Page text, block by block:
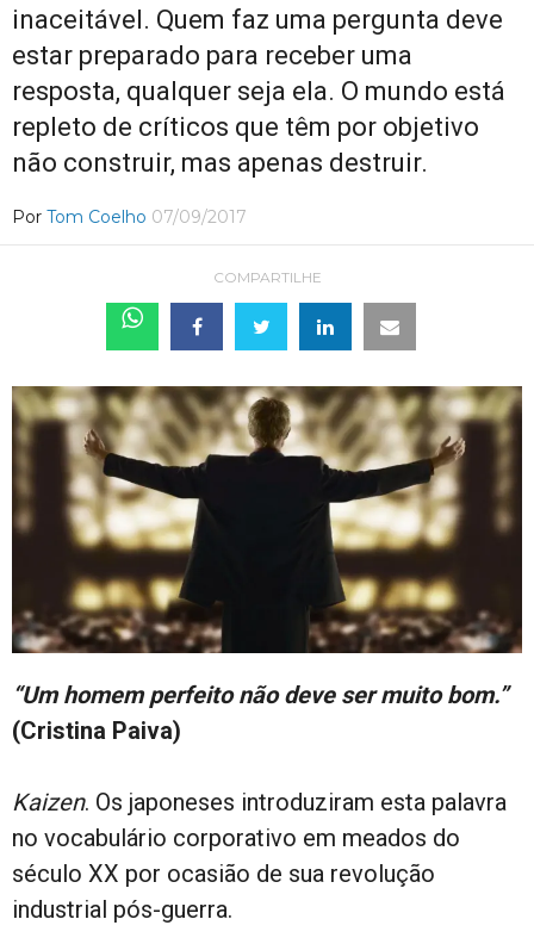
inaceitável. Quem faz uma pergunta deve
estar preparado para receber uma
resposta, qualquer seja ela. O mundo está
repleto de críticos que têm por objetivo
não construir, mas apenas destruir.
Por Tom Coelho 07/09/2017
COMPARTILHE
“Um homem perfeito não deve ser muito bom.”
(Cristina Paiva)
Kaizen. Os japoneses introduziram esta palavra
no vocabulário corporativo em meados do
século XX por ocasião de sua revolução
industrial pós-guerra.